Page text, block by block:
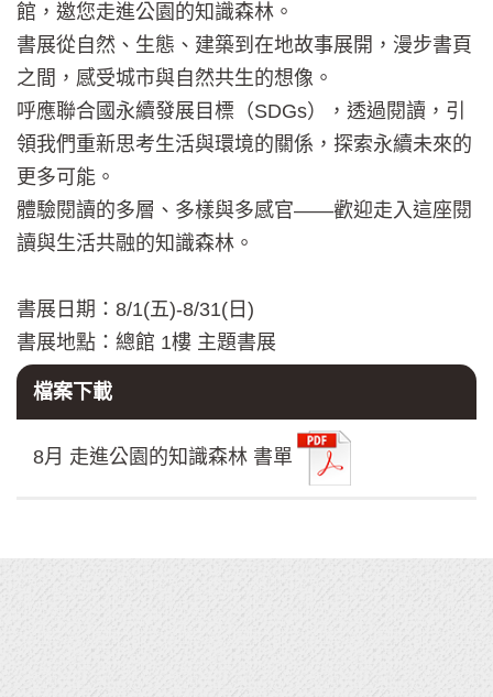
館，邀您走進公園的知識森林。
書展從自然、生態、建築到在地故事展開，漫步書頁
之間，感受城市與自然共生的想像。
呼應聯合國永續發展目標（SDGs），透過閱讀，引
領我們重新思考生活與環境的關係，探索永續未來的
更多可能。
體驗閱讀的多層、多樣與多感官——歡迎走入這座閱
讀與生活共融的知識森林。
書展日期：8/1(五)-8/31(日)
書展地點：總館 1樓 主題書展
檔案下載
8月 走進公園的知識森林 書單